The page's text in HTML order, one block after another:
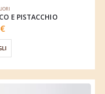
E PISTACCHIO
€